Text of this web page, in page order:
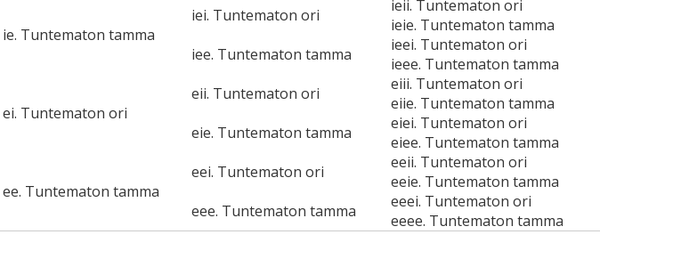
ie. Tuntematon tamma
iei. Tuntematon ori
ieii. Tuntematon ori
ieie. Tuntematon tamma
iee. Tuntematon tamma
ieei. Tuntematon ori
ieee. Tuntematon tamma
ei. Tuntematon ori
eii. Tuntematon ori
eiii. Tuntematon ori
eiie. Tuntematon tamma
eie. Tuntematon tamma
eiei. Tuntematon ori
eiee. Tuntematon tamma
ee. Tuntematon tamma
eei. Tuntematon ori
eeii. Tuntematon ori
eeie. Tuntematon tamma
eee. Tuntematon tamma
eeei. Tuntematon ori
eeee. Tuntematon tamma